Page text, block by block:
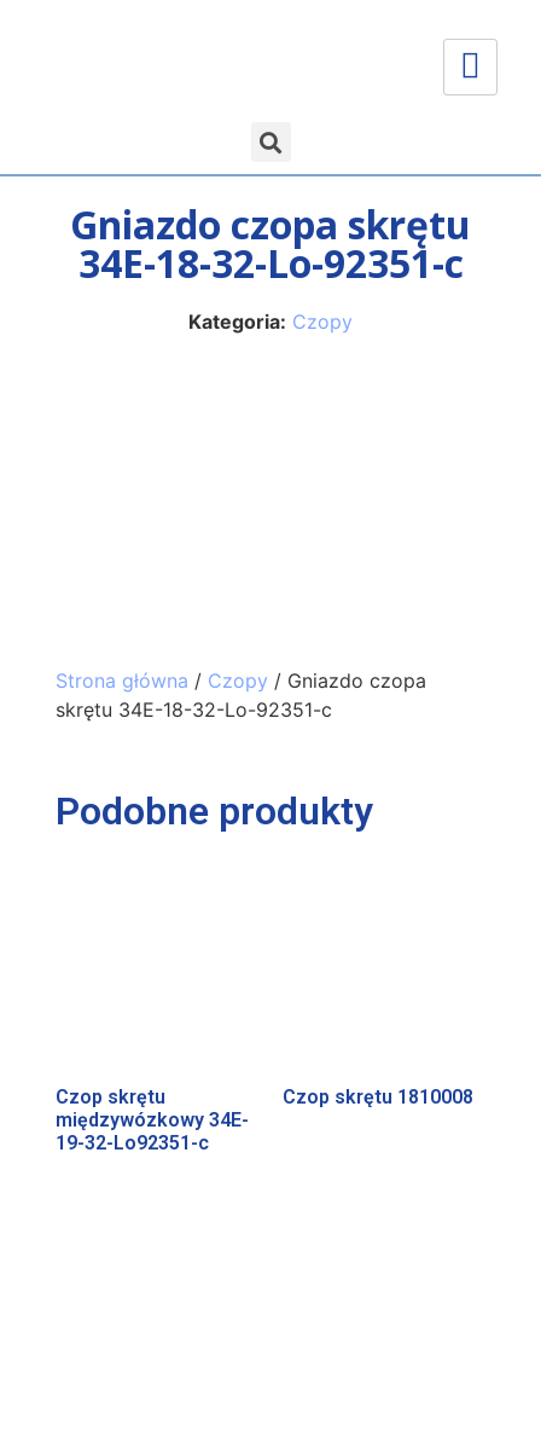
Gniazdo czopa skrętu
34E-18-32-Lo-92351-c
Kategoria: Czopy
Strona główna / Czopy / Gniazdo czopa
skrętu 34E-18-32-Lo-92351-c
Podobne produkty
Czop skrętu
międzywózkowy 34E-
19-32-Lo92351-c
Czop skrętu 1810008